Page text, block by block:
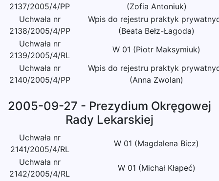
2137/2005/4/PP
(Zofia Antoniuk)
Uchwała nr
2138/2005/4/PP
Wpis do rejestru praktyk
(Beata Bełz-Łagoda)
Uchwała nr
2139/2005/4/RL
W 01 (Piotr Maksymiuk)
Uchwała nr
2140/2005/4/PP
Wpis do rejestru praktyk
(Anna Zwolan)
2005-09-27 - Prezydium Okręgowej
Rady Lekarskiej
Uchwała nr
2141/2005/4/RL
W 01 (Magdalena Bicz)
Uchwała nr
2142/2005/4/RL
W 01 (Michał Kłapeć)